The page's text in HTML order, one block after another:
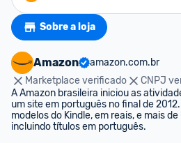
Sobre a loja
Amazon
amazon.com.br
Marketplace verificado
CNPJ
A Amazon brasileira iniciou as
um site em português no final de
modelos do Kindle, em reais, e mais
incluindo títulos em português.